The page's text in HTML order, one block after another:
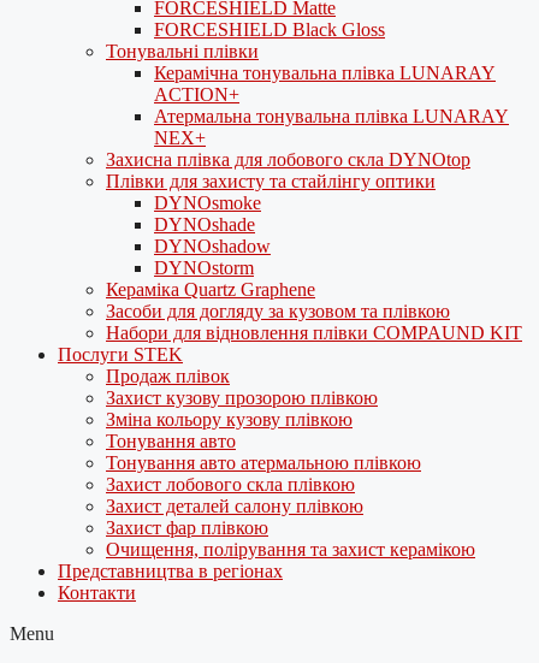
FORCESHIELD Matte
FORCESHIELD Black Gloss
Тонувальні плівки
Керамічна тонувальна плівка LUNARAY
ACTION+
Атермальна тонувальна плівка LUNARAY
NEX+
Захисна плівка для лобового скла DYNOtop
Плівки для захисту та стайлінгу оптики
DYNOsmoke
DYNOshade
DYNOshadow
DYNOstorm
Кераміка Quartz Graphene
Засоби для догляду за кузовом та плівкою
Набори для відновлення плівки COMPAUND KIT
Послуги STEK
Продаж плівок
Захист кузову прозорою плівкою
Зміна кольору кузову плівкою
Тонування авто
Тонування авто атермальною плівкою
Захист лобового скла плівкою
Захист деталей салону плівкою
Захист фар плівкою
Очищення, полірування та захист керамікою
Представництва в регіонах
Контакти
Menu